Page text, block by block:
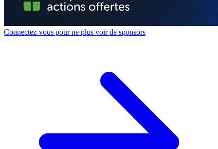
Connectez-vous pour ne plus voir de sponsors